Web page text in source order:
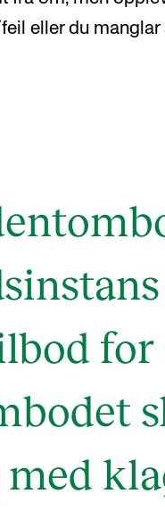
eller du manglar
for